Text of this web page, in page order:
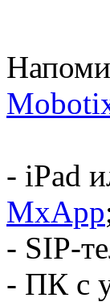
- iPad
MxApp
- SIP-
- ПК с